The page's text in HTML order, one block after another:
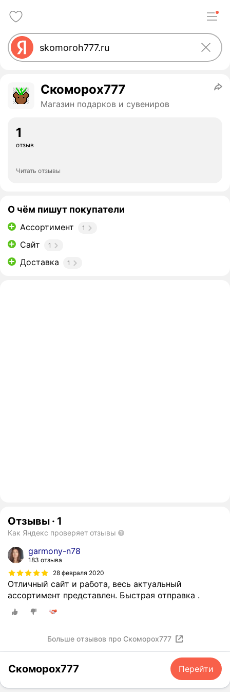
Скоморох777
Магазин подарков и сувениров
1
отзыв
Читать отзывы
О чём пишут покупатели
Ассортимент 1
Сайт 1
Доставка 1
Отзывы · 1
Как Яндекс проверяет отзывы
garmony-n78
183 отзыва
28 февраля 2020
Отличный сайт и работа, весь актуальный
ассортимент представлен. Быстрая отправка .
Больше отзывов про Скоморох777
Скоморох777 Перейти